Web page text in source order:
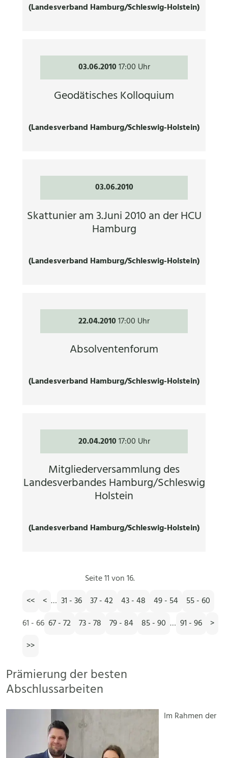
(Landesverband Hamburg/Schleswig-Holstein)
03.06.201017:00 Uhr
Geodätisches Kolloquium
(Landesverband Hamburg/Schleswig-Holstein)
03.06.2010
Skattunier am 3.Juni 2010 an der HCU
Hamburg
(Landesverband Hamburg/Schleswig-Holstein)
22.04.201017:00 Uhr
Absolventenforum
(Landesverband Hamburg/Schleswig-Holstein)
20.04.201017:00 Uhr
Mitgliederversammlung des
Landesverbandes Hamburg/Schleswig
Holstein
(Landesverband Hamburg/Schleswig-Holstein)
Seite 11 von 16.
<<
< … 31 - 36 37 - 42 43 - 48 49 - 54
55 - 60
61 - 66 67 - 72 73 - 78 79 - 84 85 - 90 … 91 - 96
>
>>
Prämierung der besten
Abschlussarbeiten
Im Rahmen der